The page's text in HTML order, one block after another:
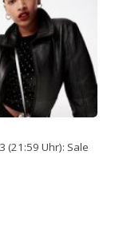
(21:59 Uhr): Sale